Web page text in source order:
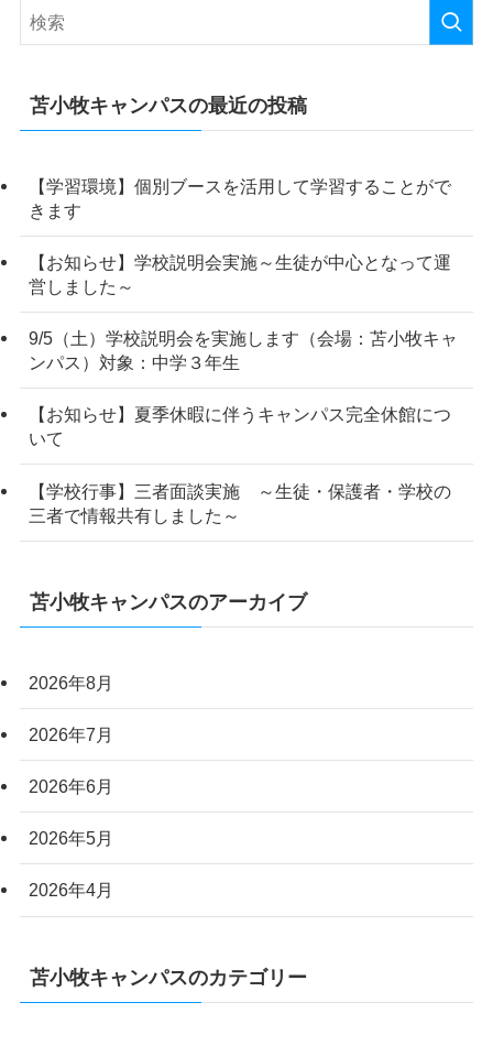
苫小牧キャンパスの最近の投稿
【学習環境】個別ブースを活用して学習することがで
きます
【お知らせ】学校説明会実施～生徒が中心となって運
営しました～
9/5（土）学校説明会を実施します（会場：苫小牧キャ
ンパス）対象：中学３年生
【お知らせ】夏季休暇に伴うキャンパス完全休館につ
いて
【学校行事】三者面談実施 ～生徒・保護者・学校の
三者で情報共有しました～
苫小牧キャンパスのアーカイブ
2026年8月
2026年7月
2026年6月
2026年5月
2026年4月
苫小牧キャンパスのカテゴリー